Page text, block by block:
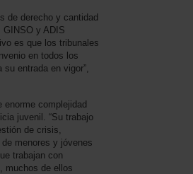
de derecho y cantidad
GINSO y ADIS
es que los tribunales
en todos los
entrada en vigor”,
complejidad
juvenil. “Su trabajo
de crisis,
menores y jóvenes
trabajan con
muchos de ellos